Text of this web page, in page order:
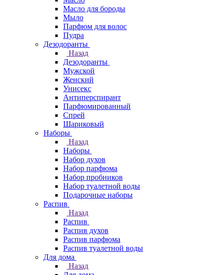
Масло для бороды
Мыло
Парфюм для волос
Пудра
Дезодоранты
Назад
Дезодоранты
Мужской
Женский
Унисекс
Антиперспирант
Парфюмированный
Спрей
Шариковый
Наборы
Назад
Наборы
Набор духов
Набор парфюма
Набор пробников
Набор туалетной воды
Подарочные наборы
Распив
Назад
Распив
Распив духов
Распив парфюма
Распив туалетной воды
Для дома
Назад